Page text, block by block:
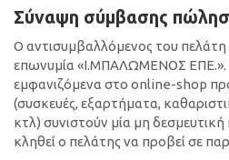
Σύναψη σύμβασης
Ο αντισυμβαλλόμενος του πελάτη
επωνυμία «Ι.ΜΠΑΛΩΜΕΝΟΣ ΕΠE.».
εμφανιζόμενα στο online-shop
(συσκευές, εξαρτήματα,
κτλ) συνιστούν μία μη
κληθεί ο πελάτης να προβεί σε